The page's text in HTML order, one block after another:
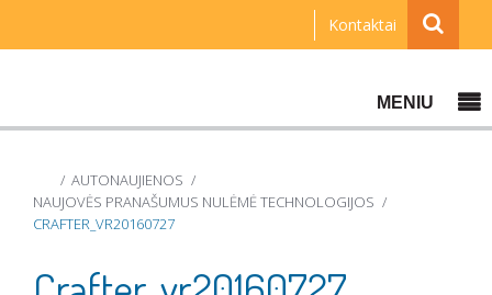
Kontaktai
MENIU
AUTONAUJIENOS
NAUJOVĖS PRANAŠUMUS NULĖMĖ TECHNOLOGIJOS
CRAFTER_VR20160727